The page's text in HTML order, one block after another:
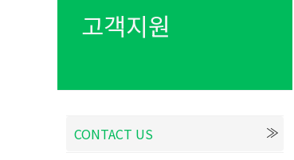
고객지원
CONTACT US